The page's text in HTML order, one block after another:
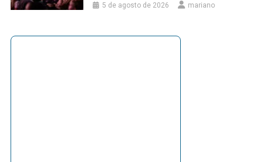
5 de agosto de 2026 mariano